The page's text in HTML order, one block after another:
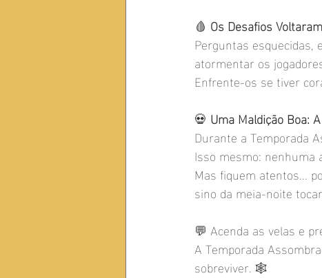
🩸 Os Desafios
Perguntas esquecidas,
atormentar os
Enfrente-os se tiver
💀 Uma Maldição Boa:
Durante a Temporada
Isso mesmo: nenhuma
Mas fiquem atentos...
sino da meia-noite
💬 Acenda as velas e
A Temporada
sobreviver. 🕸